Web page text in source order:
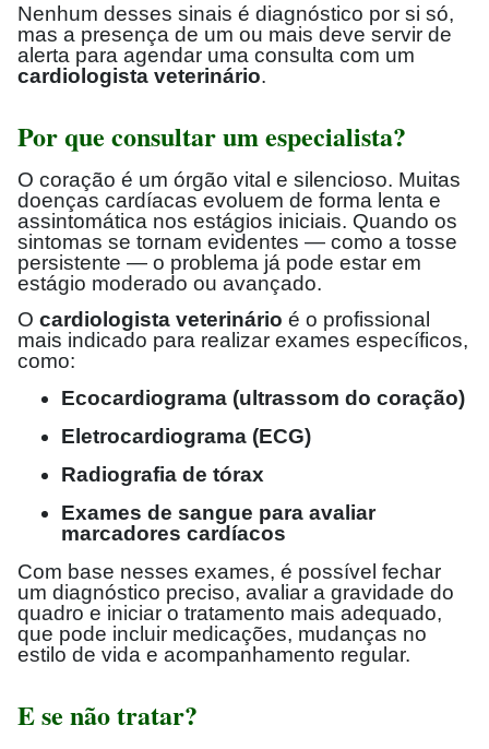
Nenhum desses sinais é diagnóstico por si só,
mas a presença de um ou mais deve servir de
alerta para agendar uma consulta com um
cardiologista veterinário.
Por que consultar um especialista?
O coração é um órgão vital e silencioso. Muitas
doenças cardíacas evoluem de forma lenta e
assintomática nos estágios iniciais. Quando os
sintomas se tornam evidentes — como a tosse
persistente — o problema já pode estar em
estágio moderado ou avançado.
O cardiologista veterinário é o profissional
mais indicado para realizar exames específicos,
como:
Ecocardiograma (ultrassom do coração)
Eletrocardiograma (ECG)
Radiografia de tórax
Exames de sangue para avaliar
marcadores cardíacos
Com base nesses exames, é possível fechar
um diagnóstico preciso, avaliar a gravidade do
quadro e iniciar o tratamento mais adequado,
que pode incluir medicações, mudanças no
estilo de vida e acompanhamento regular.
E se não tratar?